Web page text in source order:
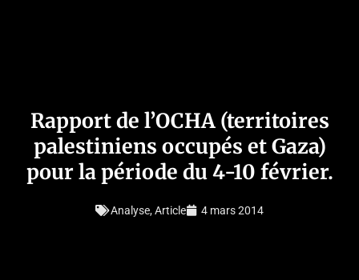
Rapport de l’OCHA (territoires
palestiniens occupés et Gaza)
pour la période du 4-10 février.
Analyse,Article 4 mars 2014